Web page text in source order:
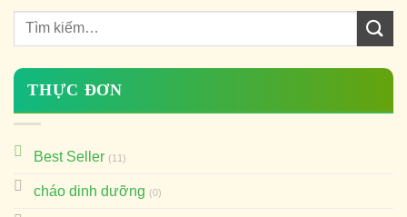
THỰC ĐƠN
Best Seller (11)
cháo dinh dưỡng (0)